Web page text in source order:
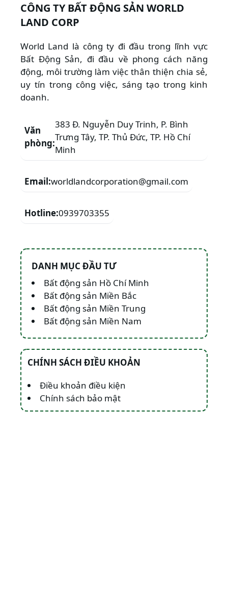
CÔNG TY BẤT ĐỘNG SẢN WORLD
LAND CORP
World Land là công ty đi đầu trong lĩnh vực
Bất Động Sản, đi đầu về phong cách năng
động, môi trường làm việc thân thiện chia sẻ,
uy tín trong công việc, sáng tạo trong kinh
doanh.
Văn
phòng:
383 Đ. Nguyễn Duy Trinh, P. Bình
Trưng Tây, TP. Thủ Đức, TP. Hồ Chí
Minh
Email:worldlandcorporation@gmail.com
Hotline:0939703355
DANH MỤC ĐẦU TƯ
Bất động sản Hồ Chí Minh
Bất động sản Miền Bắc
Bất động sản Miền Trung
Bất động sản Miền Nam
CHÍNH SÁCH ĐIỀU KHOẢN
Điều khoản điều kiện
Chính sách bảo mật